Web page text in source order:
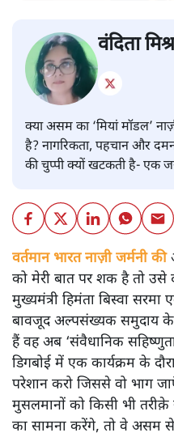
वंदिता
क्या असम का ‘मियां मॉडल’
है? नागरिकता, पहचान और
की चुप्पी क्यों खटकती है- एक
वर्तमान भारत नाज़ी जर्मनी की
को मेरी बात पर शक है तो उसे
मुख्यमंत्री हिमंता बिस्वा
बावजूद अल्पसंख्यक समुदाय
हैं वह अब ‘संवैधानिक
डिगबोई में एक कार्यक्रम के
परेशान करो जिससे वो भाग
मुसलमानों को किसी भी
का सामना करेंगे, तो वे असम